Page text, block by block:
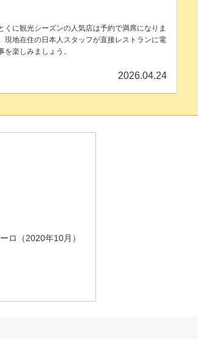
に観光シーズンの人気店は予約で満席になりま
地在住の日本人スタッフが直接レストランに電
楽しみましょう。
2026.04.24
ロ（2020年10月）